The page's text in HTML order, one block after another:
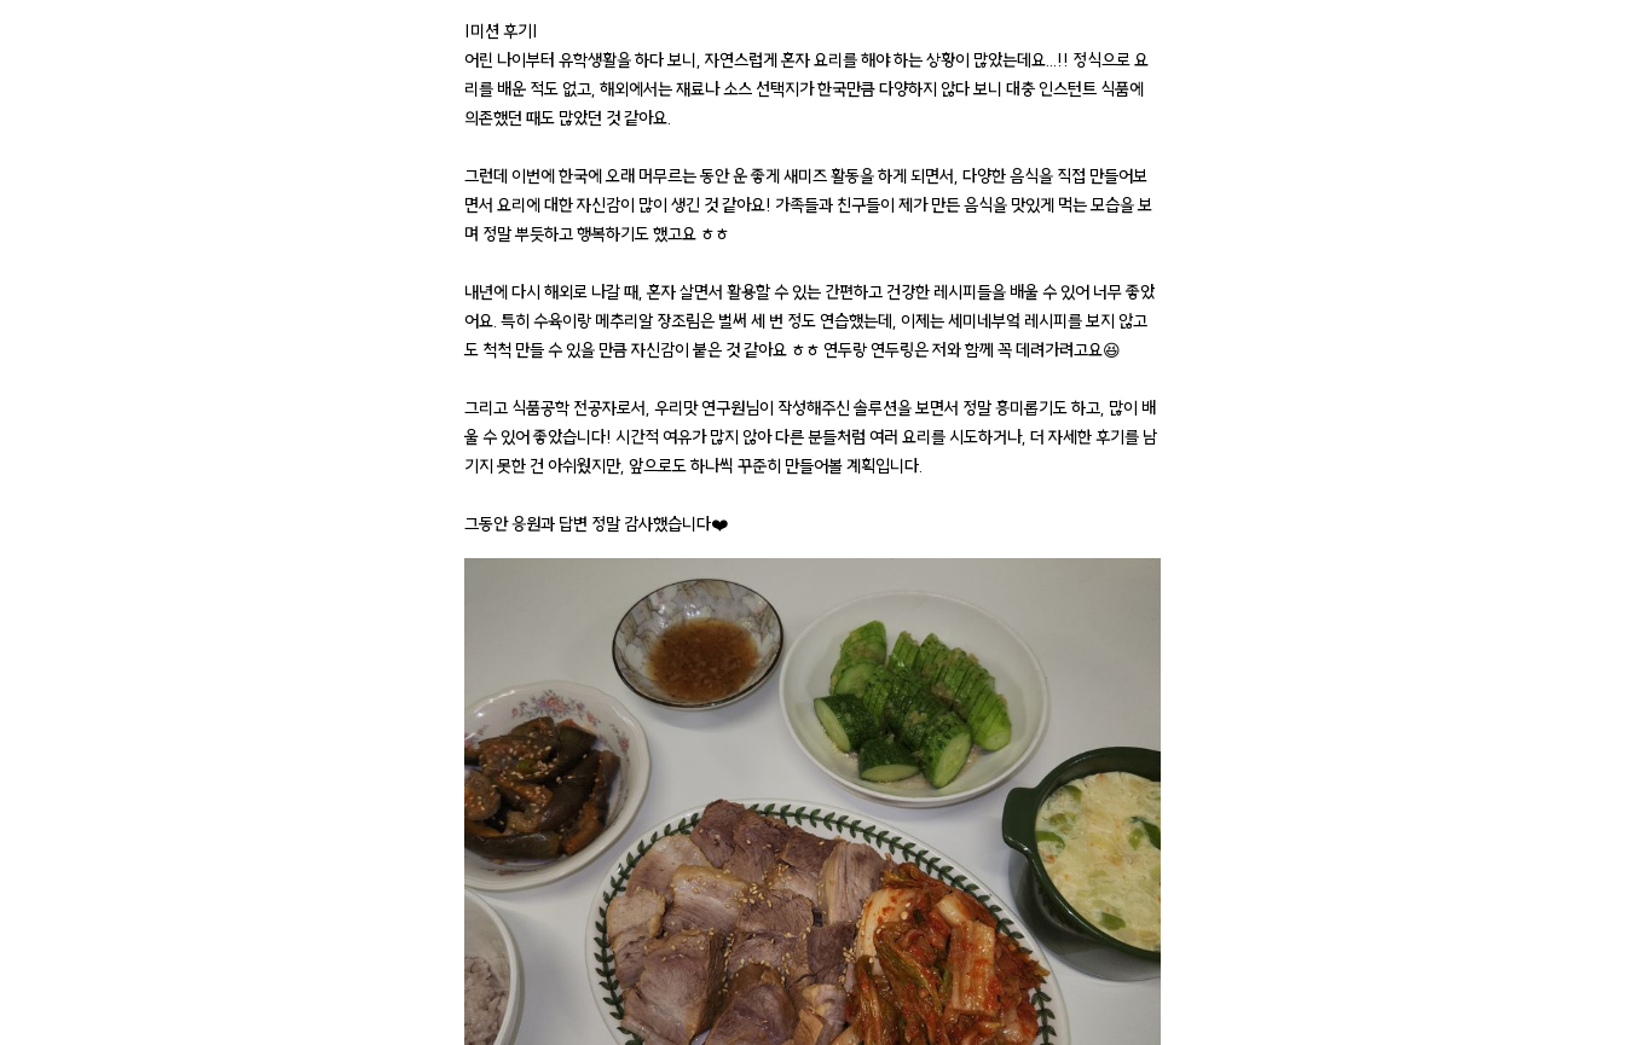
|미션 후기|
어린 나이부터 유학생활을 하다 보니, 자연스럽게 혼자 요리를 해야 하는 상황이 많았는데요...!! 정식으로 요
리를 배운 적도 없고, 해외에서는 재료나 소스 선택지가 한국만큼 다양하지 않다 보니 대충 인스턴트 식품에
의존했던 때도 많았던 것 같아요.
그런데 이번에 한국에 오래 머무르는 동안 운 좋게 새미즈 활동을 하게 되면서, 다양한 음식을 직접 만들어보
면서 요리에 대한 자신감이 많이 생긴 것 같아요! 가족들과 친구들이 제가 만든 음식을 맛있게 먹는 모습을 보
며 정말 뿌듯하고 행복하기도 했고요 ㅎㅎ
내년에 다시 해외로 나갈 때, 혼자 살면서 활용할 수 있는 간편하고 건강한 레시피들을 배울 수 있어 너무 좋았
어요. 특히 수육이랑 메추리알 장조림은 벌써 세 번 정도 연습했는데, 이제는 세미네부엌 레시피를 보지 않고
도 척척 만들 수 있을 만큼 자신감이 붙은 것 같아요 ㅎㅎ 연두랑 연두링은 저와 함께 꼭 데려가려고요😆
그리고 식품공학 전공자로서, 우리맛 연구원님이 작성해주신 솔루션을 보면서 정말 흥미롭기도 하고, 많이 배
울 수 있어 좋았습니다! 시간적 여유가 많지 않아 다른 분들처럼 여러 요리를 시도하거나, 더 자세한 후기를 남
기지 못한 건 아쉬웠지만, 앞으로도 하나씩 꾸준히 만들어볼 계획입니다.
그동안 응원과 답변 정말 감사했습니다❤️